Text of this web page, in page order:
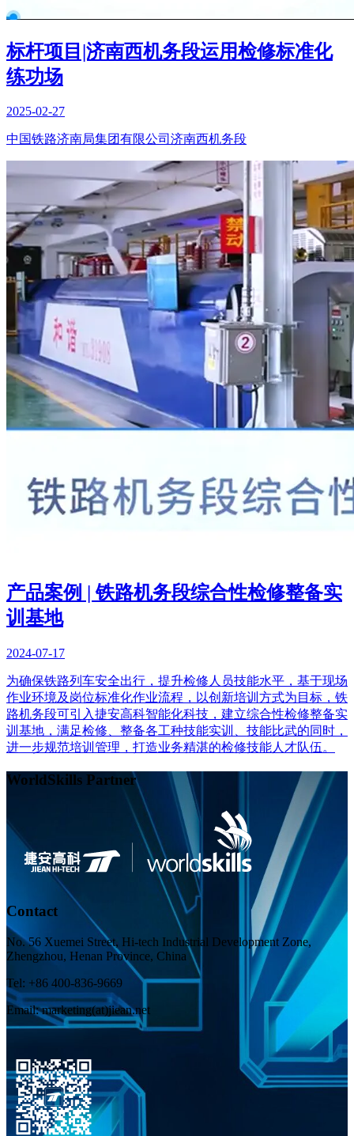
标杆项目|济南西机务段运用检修标准化
练功场
2025-02-27
中国铁路济南局集团有限公司济南西机务段
产品案例 | 铁路机务段综合性检修整备实
训基地
2024-07-17
为确保铁路列车安全出行，提升检修人员技能水平，基于现场
作业环境及岗位标准化作业流程，以创新培训方式为目标，铁
路机务段可引入捷安高科智能化科技，建立综合性检修整备实
训基地，满足检修、整备各工种技能实训、技能比武的同时，
进一步规范培训管理，打造业务精湛的检修技能人才队伍。
WorldSkills Partner
Contact
No. 56 Xuemei Street, Hi-tech Industrial Development Zone,
Zhengzhou, Henan Province, China
Tel: +86 400-836-9669
Email: marketing(at)jiean.net